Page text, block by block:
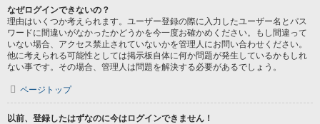
なぜログインできないの？
理由はいくつか考えられます。ユーザー登録の際に入力したユーザー名とパス
ワードに間違いがなかったかどうかを今一度お確かめください。もし間違って
いない場合、アクセス禁止されていないかを管理人にお問い合わせください。
他に考えられる可能性としては掲示板自体に何か問題が発生しているかもしれ
ない事です。その場合、管理人は問題を解決する必要があるでしょう。
ページトップ
以前、登録したはずなのに今はログインできません！